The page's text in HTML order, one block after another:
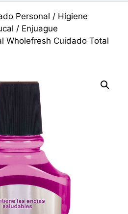
Personal / Higiene
/ Enjuague
Wholefresh Cuidado Total